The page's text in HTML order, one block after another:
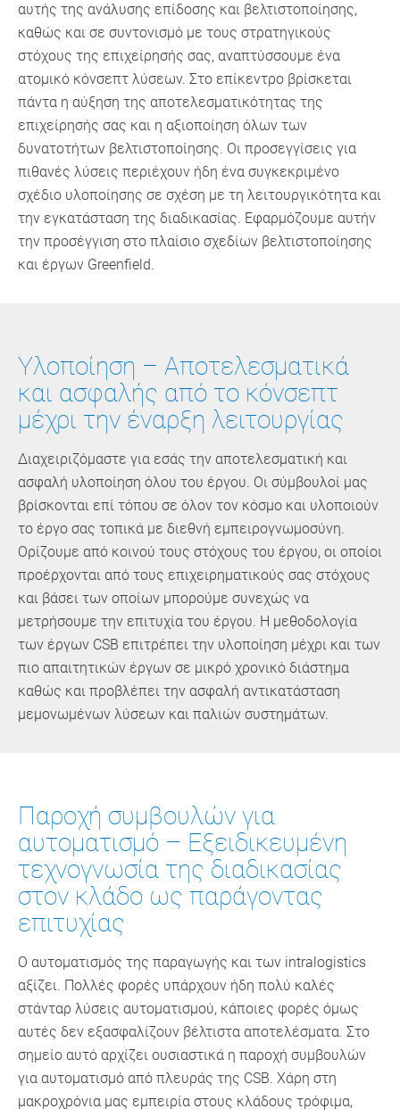
αυτής της ανάλυσης επίδοσης και βελτιστοποίησης,
καθώς και σε συντονισμό με τους στρατηγικούς
στόχους της επιχείρησής σας, αναπτύσσουμε ένα
ατομικό κόνσεπτ λύσεων. Στο επίκεντρο βρίσκεται
πάντα η αύξηση της αποτελεσματικότητας της
επιχείρησής σας και η αξιοποίηση όλων των
δυνατοτήτων βελτιστοποίησης. Οι προσεγγίσεις για
πιθανές λύσεις περιέχουν ήδη ένα συγκεκριμένο
σχέδιο υλοποίησης σε σχέση με τη λειτουργικότητα και
την εγκατάσταση της διαδικασίας. Εφαρμόζουμε αυτήν
την προσέγγιση στο πλαίσιο σχεδίων βελτιστοποίησης
και έργων Greenfield.
Υλοποίηση – Αποτελεσματικά
και ασφαλής από το κόνσεπτ
μέχρι την έναρξη λειτουργίας
Διαχειριζόμαστε για εσάς την αποτελεσματική και
ασφαλή υλοποίηση όλου του έργου. Οι σύμβουλοί μας
βρίσκονται επί τόπου σε όλον τον κόσμο και υλοποιούν
το έργο σας τοπικά με διεθνή εμπειρογνωμοσύνη.
Ορίζουμε από κοινού τους στόχους του έργου, οι οποίοι
προέρχονται από τους επιχειρηματικούς σας στόχους
και βάσει των οποίων μπορούμε συνεχώς να
μετρήσουμε την επιτυχία του έργου. Η μεθοδολογία
των έργων CSB επιτρέπει την υλοποίηση μέχρι και των
πιο απαιτητικών έργων σε μικρό χρονικό διάστημα
καθώς και προβλέπει την ασφαλή αντικατάσταση
μεμονωμένων λύσεων και παλιών συστημάτων.
Παροχή συμβουλών για
αυτοματισμό – Εξειδικευμένη
τεχνογνωσία της διαδικασίας
στον κλάδο ως παράγοντας
επιτυχίας
Ο αυτοματισμός της παραγωγής και των intralogistics
αξίζει. Πολλές φορές υπάρχουν ήδη πολύ καλές
στάνταρ λύσεις αυτοματισμού, κάποιες φορές όμως
αυτές δεν εξασφαλίζουν βέλτιστα αποτελέσματα. Στο
σημείο αυτό αρχίζει ουσιαστικά η παροχή συμβουλών
για αυτοματισμό από πλευράς της CSB. Χάρη στη
μακροχρόνια μας εμπειρία στους κλάδους τρόφιμα,